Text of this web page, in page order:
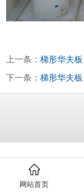
上一条： 梯形华夫板
下一条： 梯形华夫板
网站首页